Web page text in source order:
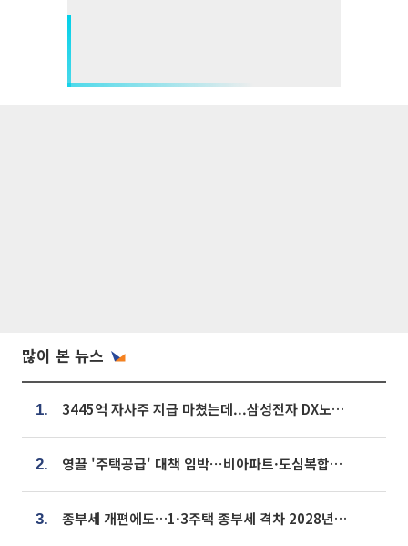
많이 본 뉴스
1. 3445억 자사주 지급 마쳤는데...삼성전자 DX노조, 뒤늦은 '떼쓰기 집회'
2. 영끌 '주택공급' 대책 임박⋯비아파트·도심복합까지 총동원
3. 종부세 개편에도…1·3주택 종부세 격차 2028년부터 확대